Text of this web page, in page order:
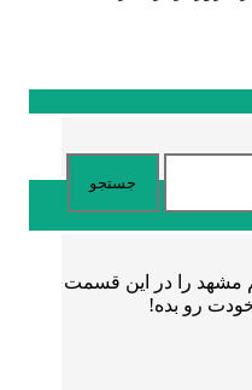
مشهد را در این قسمت
رو بده!